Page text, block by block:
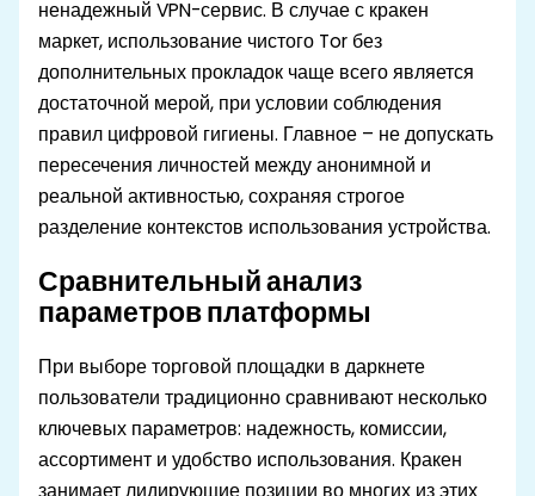
ненадежный VPN-сервис. В случае с кракен
маркет, использование чистого Tor без
дополнительных прокладок чаще всего является
достаточной мерой, при условии соблюдения
правил цифровой гигиены. Главное – не допускать
пересечения личностей между анонимной и
реальной активностью, сохраняя строгое
разделение контекстов использования устройства.
Сравнительный анализ
параметров платформы
При выборе торговой площадки в даркнете
пользователи традиционно сравнивают несколько
ключевых параметров: надежность, комиссии,
ассортимент и удобство использования. Кракен
занимает лидирующие позиции во многих из этих